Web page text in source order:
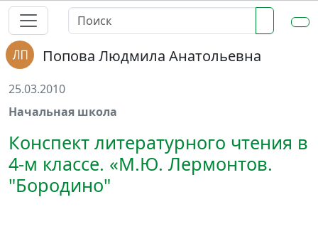
Попова Людмила Анатольевна
25.03.2010
Начальная школа
Конспект литературного чтения в
4-м классе. «М.Ю. Лермонтов.
"Бородино"